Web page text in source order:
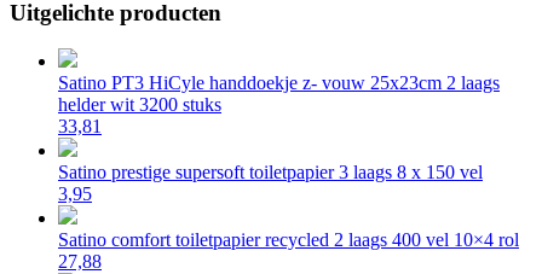
Uitgelichte producten
Satino PT3 HiCyle handdoekje z- vouw 25x23cm 2 laags
helder wit 3200 stuks
33,81
Satino prestige supersoft toiletpapier 3 laags 8 x 150 vel
3,95
Satino comfort toiletpapier recycled 2 laags 400 vel 10×4 rol
27,88